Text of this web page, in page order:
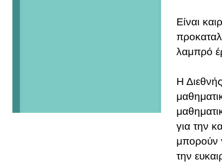
Είναι
λαμπρό
Η
για την
μπορούν
την